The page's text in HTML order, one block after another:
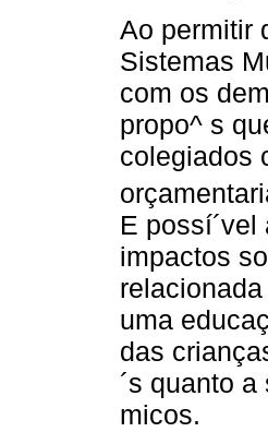
Ao permitir
Sistemas
com os
propo^ s
colegiados
E
impactos
uma
das
´s quanto
micos.